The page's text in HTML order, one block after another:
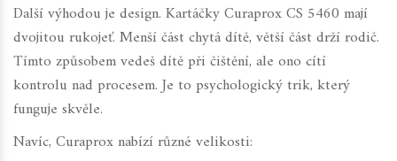
Další výhodou je design. Kartáčky Curaprox CS 5460 mají
dvojitou rukojeť. Menší část chytá dítě, větší část drží rodič.
Tímto způsobem vedeš dítě při čištění, ale ono cítí
kontrolu nad procesem. Je to psychologický trik, který
funguje skvěle.
Navíc, Curaprox nabízí různé velikosti: